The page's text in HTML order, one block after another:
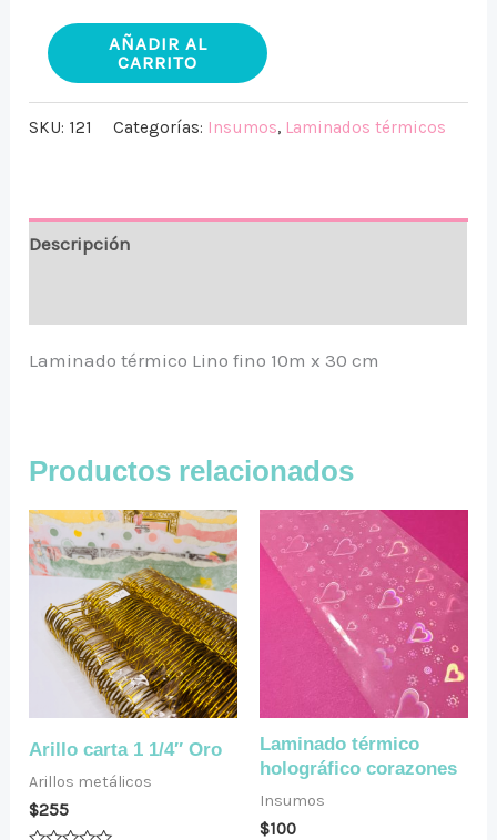
AÑADIR AL
CARRITO
SKU: 121 Categorías: Insumos, Laminados térmicos
Descripción
Laminado térmico Lino fino 10m x 30 cm
Productos relacionados
Arillo carta 1 1/4″ Oro
Arillos metálicos
$255
Laminado térmico
holográfico corazones
Insumos
$100